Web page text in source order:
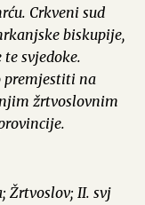
Crkveni sud
biskupije,
svjedoke.
premjestiti na
žrtvoslovnim
Žrtvoslov; II. svj